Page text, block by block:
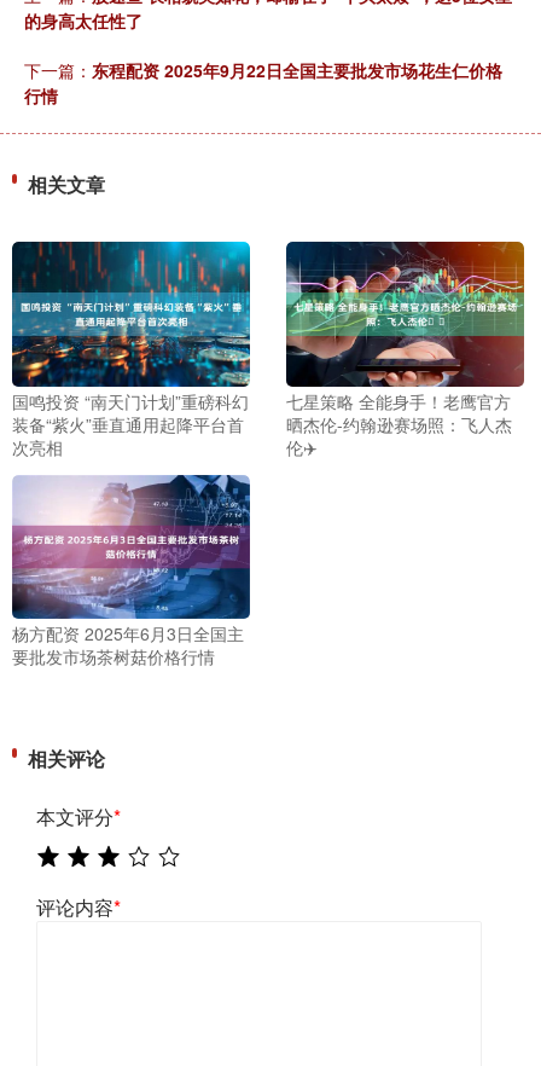
的身高太任性了
下一篇： 东程配资 2025年9月22日全国主要批发市场花生仁价格
行情
相关文章
国鸣投资 “南天门计划”重磅科幻
装备“紫火”垂直通用起降平台首
次亮相
七星策略 全能身手！老鹰官方
晒杰伦-约翰逊赛场照：飞人杰
伦✈️
杨方配资 2025年6月3日全国主
要批发市场茶树菇价格行情
相关评论
本文评分*
评论内容*